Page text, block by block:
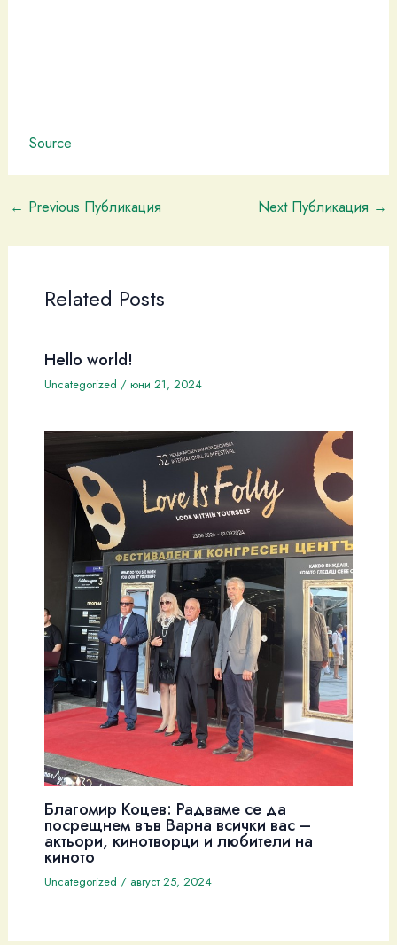
Source
← Previous Публикация Next Публикация →
Related Posts
Hello world!
Uncategorized / юни 21, 2024
Благомир Коцев: Радваме се да
посрещнем във Варна всички вас –
актьори, кинотворци и любители на
киното
Uncategorized / август 25, 2024